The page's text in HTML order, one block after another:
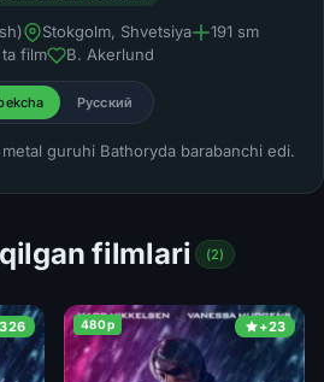
Stokgolm, Shvetsiya
191 sm
ta film
B. Akerlund
Русский
guruhi Bathoryda barabanchi edi.
filmlari (2)
+23
480p